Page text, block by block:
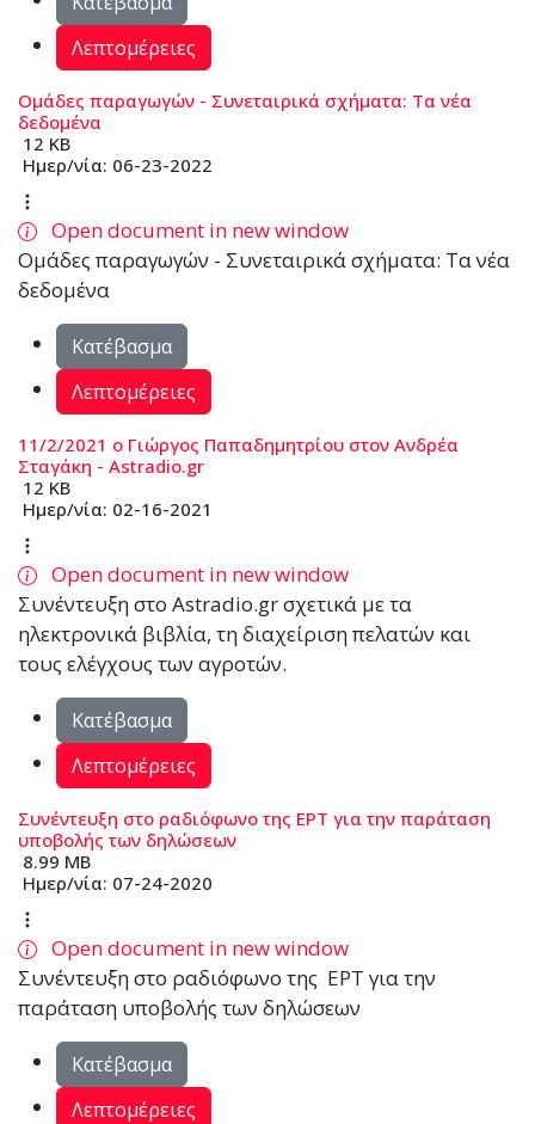
Λεπτομέρειες
Ομάδες παραγωγών - Συνεταιρικά σχήματα: Τα νέα
δεδομένα
12 KB
Ημερ/νία: 06-23-2022
Open document in new window
Ομάδες παραγωγών - Συνεταιρικά σχήματα: Τα νέα
δεδομένα
Κατέβασμα
Λεπτομέρειες
11/2/2021 ο Γιώργος Παπαδημητρίου στον Ανδρέα
Σταγάκη - Astradio.gr
12 KB
Ημερ/νία: 02-16-2021
Open document in new window
Συνέντευξη στο Astradio.gr σχετικά με τα
ηλεκτρονικά βιβλία, τη διαχείριση πελατών και
τους ελέγχους των αγροτών.
Κατέβασμα
Λεπτομέρειες
Συνέντευξη στο ραδιόφωνο της ΕΡΤ για την παράταση
υποβολής των δηλώσεων
8.99 MB
Ημερ/νία: 07-24-2020
Open document in new window
Συνέντευξη στο ραδιόφωνο της ΕΡΤ για την
παράταση υποβολής των δηλώσεων
Κατέβασμα
Λεπτομέρειες